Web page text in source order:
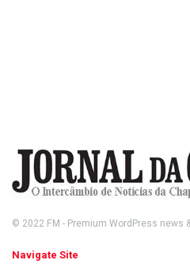
© 2022 FM - Premium WordPress news
Navigate Site